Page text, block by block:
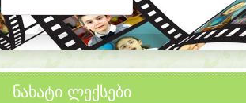
ნახატი ლექსები